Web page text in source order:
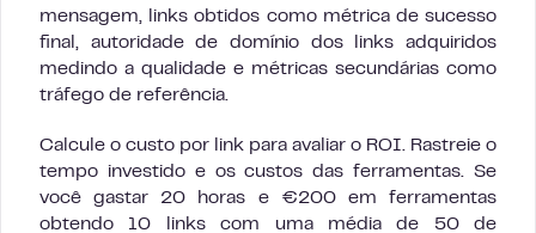
mensagem, links obtidos como métrica de sucesso
final, autoridade de domínio dos links adquiridos
medindo a qualidade e métricas secundárias como
tráfego de referência.
Calcule o custo por link para avaliar o ROI. Rastreie o
tempo investido e os custos das ferramentas. Se
você gastar 20 horas e €200 em ferramentas
obtendo 10 links com uma média de 50 de